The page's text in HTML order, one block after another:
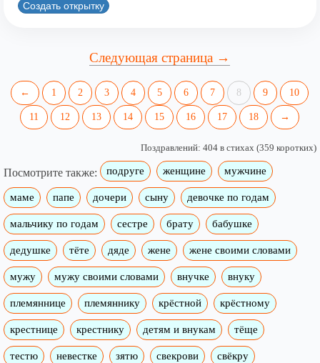
Создать открытку
Следующая страница →
← 1 2 3 4 5 6 7 8 9 10
11 12 13 14 15 16 17 18 →
Поздравлений: 404 в стихах (359 коротких)
Посмотрите также: подруге женщине мужчине
маме папе дочери сыну девочке по годам
мальчику по годам сестре брату бабушке
дедушке тёте дяде жене жене своими словами
мужу мужу своими словами внучке внуку
племяннице племяннику крёстной крёстному
крестнице крестнику детям и внукам тёще
тестю невестке зятю свекрови свёкру